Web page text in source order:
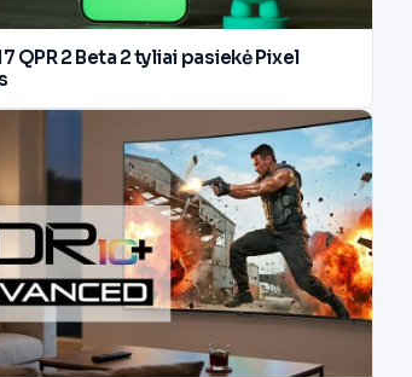
QPR 2 Beta 2 tyliai pasiekė Pixel